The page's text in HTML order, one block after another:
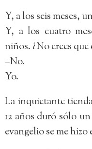
Y, a los seis meses,
Y, a los cuatro
niños. ¿No crees
–No.
Yo.
La inquietante
12 años duró sólo
evangelio se me hizo